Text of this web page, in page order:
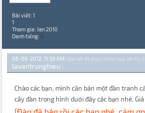
Bài viết: 1
1
Tham gia: Jan 2010
Danh tiếng: 0
06-06-2012, 11:56 AM (Bài viết đã được chỉnh sửa: 06-14-
lavantrunghieu .)
Chào các bạn, mình cần bán một đàn tranh
cây đàn trong hình dưới đây các bạn nhé.